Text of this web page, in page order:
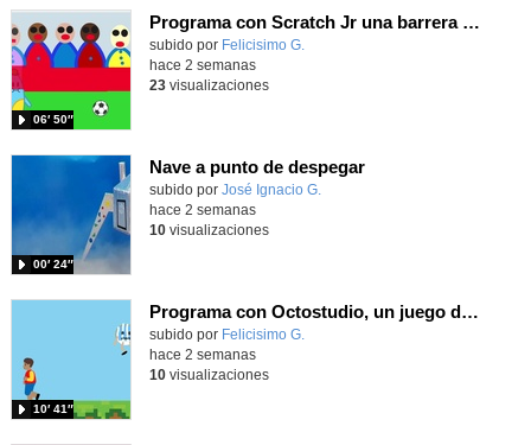
Programa con Scratch Jr una barrera que se desplaza para dar sensación de movimiento
Contenido educativo.
subido por Felicisimo G.
06′ 50″
hace 2 semanas
23visualizaciones
Nave a punto de despegar
Contenido educativo.
subido por José Ignacio G.
00′ 24″
hace 2 semanas
10visualizaciones
Programa con Octostudio, un juego de 4 personajes ganando la copa del mundo saltando y esquivando rivales.
Contenido educativo.
subido por Felicisimo G.
10′ 41″
hace 2 semanas
10visualizaciones